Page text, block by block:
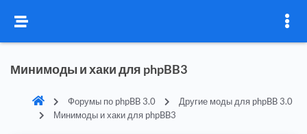
Минимоды и хаки для phpBB3
Форумы по phpBB 3.0
Другие моды для phpBB 3.0
Минимоды и хаки для phpBB3